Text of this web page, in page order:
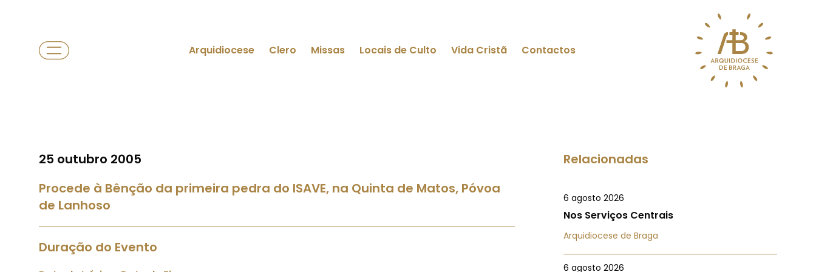
Arquidiocese Clero Missas Locais de Culto Vida Cristã Contactos
25 outubro 2005
Procede à Bênção da primeira pedra do ISAVE, na Quinta de Matos, Póvoa
de Lanhoso
Duração do Evento
Relacionadas
6 agosto 2026
Nos Serviços Centrais
Arquidiocese de Braga
6 agosto 2026